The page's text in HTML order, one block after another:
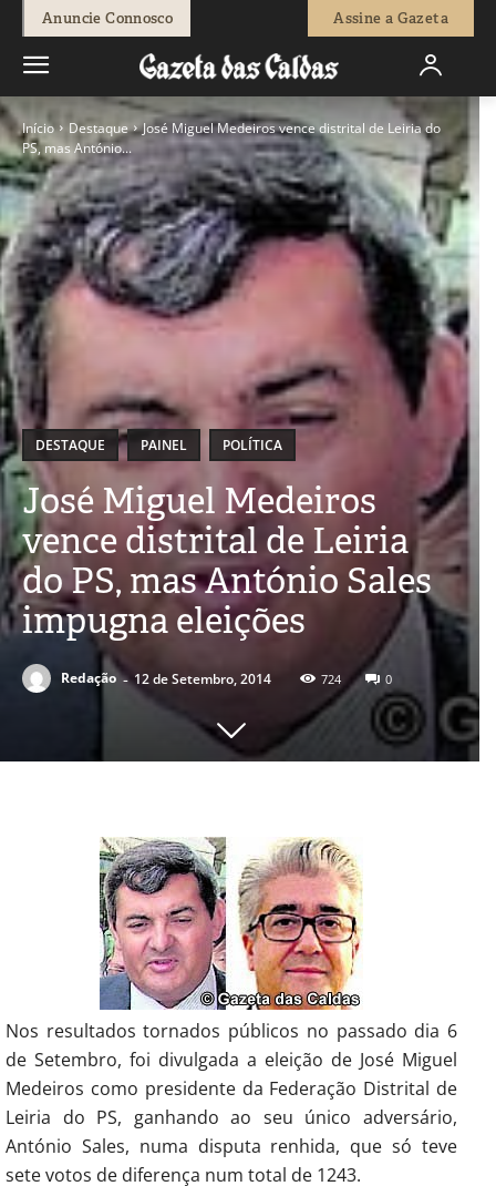
Anuncie Connosco Assine a Gazeta
Início Destaque
José Miguel Medeiros vence distrital de Leiria do
PS, mas António...
DESTAQUE PAINEL POLÍTICA
José Miguel Medeiros
vence distrital de Leiria
do PS, mas António Sales
impugna eleições
Redação - 12 de Setembro, 2014 724 0
Nos resultados tornados públicos no passado dia 6
de Setembro, foi divulgada a eleição de José Miguel
Medeiros como presidente da Federação Distrital de
Leiria do PS, ganhando ao seu único adversário,
António Sales, numa disputa renhida, que só teve
sete votos de diferença num total de 1243.